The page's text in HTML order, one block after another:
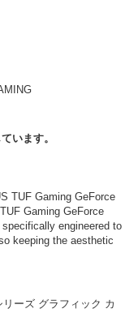
います。
TUF Gaming GeForce
Gaming GeForce
engineered to
keeping the aesthetic
ーズ グラフィック カ